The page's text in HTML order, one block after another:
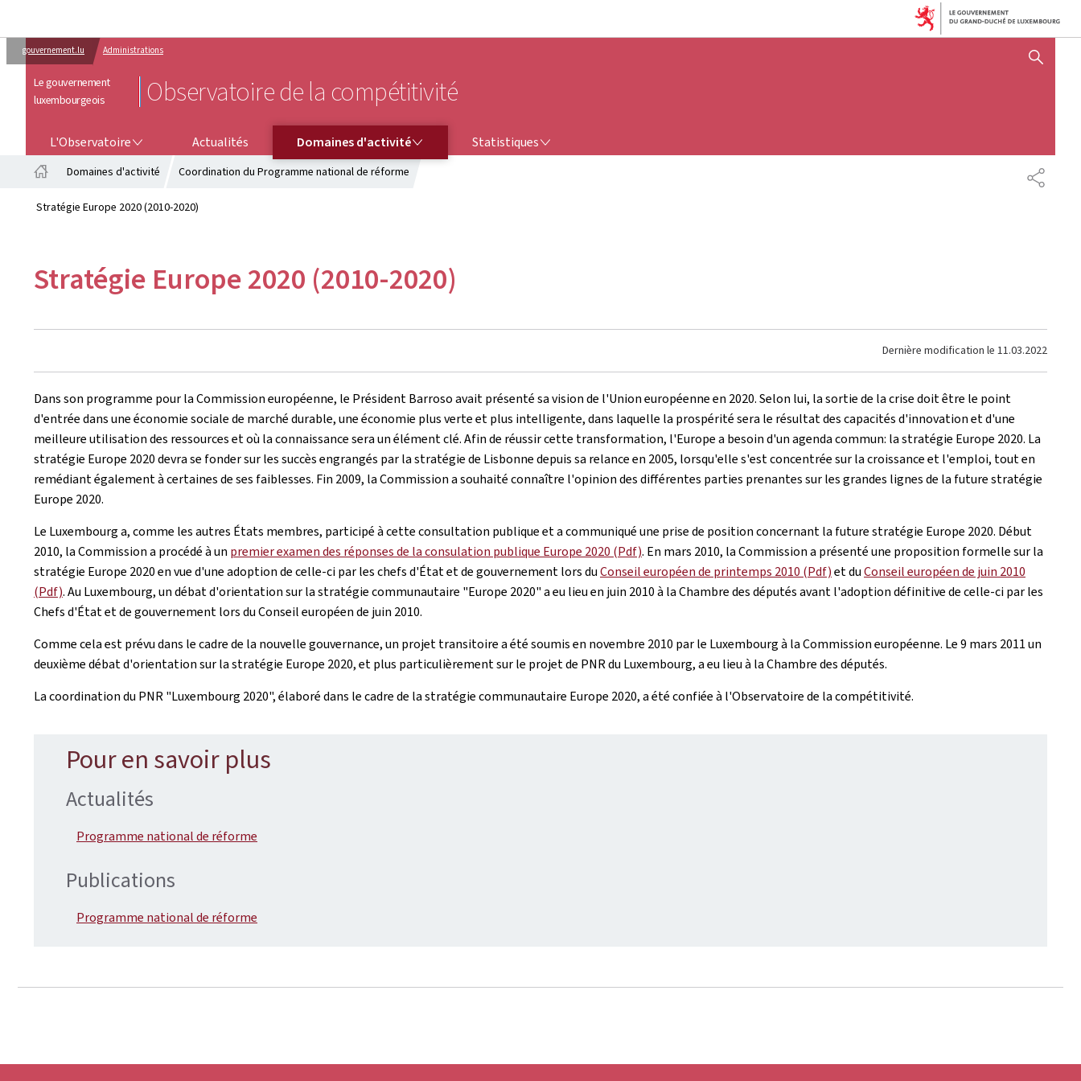
gouvernement.lu Administrations
Le gouvernement
luxembourgeois
Observatoire de la compétitivité
AFFICHER / MASQUER
L'Observatoire Actualités Domaines d'activité Statistiques
Domaines d'activité Coordination du Programme national de réforme
Stratégie Europe 2020 (2010-2020)
Stratégie Europe 2020 (2010-2020)
Dernière modification le 11.03.2022
Dans son programme pour la Commission européenne, le Président Barroso avait présenté sa vision de l'Union européenne en 2020. Selon lui, la sortie de la crise doit être le point
d'entrée dans une économie sociale de marché durable, une économie plus verte et plus intelligente, dans laquelle la prospérité sera le résultat des capacités d'innovation et d'une
meilleure utilisation des ressources et où la connaissance sera un élément clé. Afin de réussir cette transformation, l'Europe a besoin d'un agenda commun: la stratégie Europe 2020. La
stratégie Europe 2020 devra se fonder sur les succès engrangés par la stratégie de Lisbonne depuis sa relance en 2005, lorsqu'elle s'est concentrée sur la croissance et l'emploi, tout en
remédiant également à certaines de ses faiblesses. Fin 2009, la Commission a souhaité connaître l'opinion des différentes parties prenantes sur les grandes lignes de la future stratégie
Europe 2020.
Le Luxembourg a, comme les autres États membres, participé à cette consultation publique et a communiqué une prise de position concernant la future stratégie Europe 2020. Début
2010, la Commission a procédé à un premier examen des réponses de la consulation publique Europe 2020 (Pdf). En mars 2010, la Commission a présenté une proposition formelle sur la
stratégie Europe 2020 en vue d'une adoption de celle-ci par les chefs d'État et de gouvernement lors duConseil européen de printemps 2010 (Pdf)et duConseil européen de juin 2010
(Pdf). Au Luxembourg, un débat d'orientation sur la stratégie communautaire "Europe 2020" a eu lieu en juin 2010 à la Chambre des députés avant l'adoption définitive de celle-ci par les
Chefs d'État et de gouvernement lors du Conseil européen de juin 2010.
Comme cela est prévu dans le cadre de la nouvelle gouvernance, un projet transitoire a été soumis en novembre 2010 par le Luxembourg à la Commission européenne. Le 9 mars 2011 un
deuxième débat d'orientation sur la stratégie Europe 2020, et plus particulièrement sur le projet de PNR du Luxembourg, a eu lieu à la Chambre des députés.
La coordination du PNR "Luxembourg 2020", élaboré dans le cadre de la stratégie communautaire Europe 2020, a été confiée à l'Observatoire de la compétitivité.
Pour en savoir plus
Actualités
Programme national de réforme
Publications
Programme national de réforme